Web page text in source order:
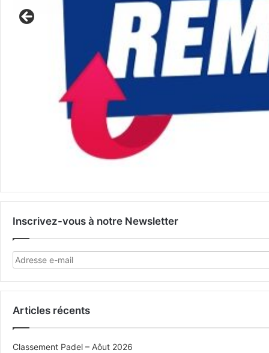
Inscrivez-vous à notre Newsletter
Articles récents
Classement Padel – Aôut 2026